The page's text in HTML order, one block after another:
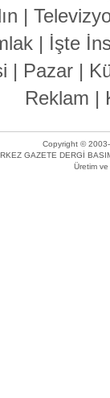
|
| İşte
| Pazar |
Reklam |
Copyright © 2003-
GAZETE DERGİ
Üretim